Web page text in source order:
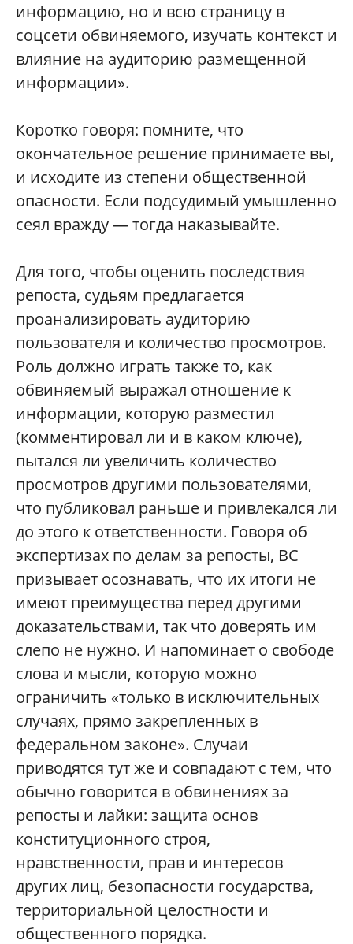
информацию, но и всю страницу в
соцсети обвиняемого, изучать контекст и
влияние на аудиторию размещенной
информации».
Коротко говоря: помните, что
окончательное решение принимаете вы,
и исходите из степени общественной
опасности. Если подсудимый умышленно
сеял вражду — тогда наказывайте.
Для того, чтобы оценить последствия
репоста, судьям предлагается
проанализировать аудиторию
пользователя и количество просмотров.
Роль должно играть также то, как
обвиняемый выражал отношение к
информации, которую разместил
(комментировал ли и в каком ключе),
пытался ли увеличить количество
просмотров другими пользователями,
что публиковал раньше и привлекался ли
до этого к ответственности. Говоря об
экспертизах по делам за репосты, ВС
призывает осознавать, что их итоги не
имеют преимущества перед другими
доказательствами, так что доверять им
слепо не нужно. И напоминает о свободе
слова и мысли, которую можно
ограничить «только в исключительных
случаях, прямо закрепленных в
федеральном законе». Случаи
приводятся тут же и совпадают с тем, что
обычно говорится в обвинениях за
репосты и лайки: защита основ
конституционного строя,
нравственности, прав и интересов
других лиц, безопасности государства,
территориальной целостности и
общественного порядка.